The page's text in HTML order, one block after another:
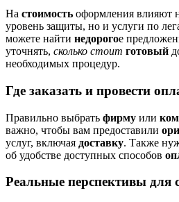
На стоимость оформления влияют
уровень защиты, но и услуги по
можете найти недорогое
уточнять, сколько стоит готовый
необходимых процедур.
Где заказать и провести
Правильно выбрать фирму или
важно, чтобы вам предоставили
услуг, включая доставку. Также
об удобстве доступных способов
Реальные перспективы для